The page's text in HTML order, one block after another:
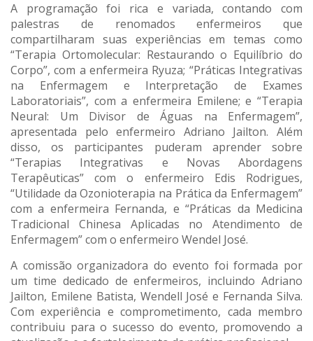
A programação foi rica e variada, contando com
palestras de renomados enfermeiros que
compartilharam suas experiências em temas como
“Terapia Ortomolecular: Restaurando o Equilíbrio do
Corpo”, com a enfermeira Ryuza; “Práticas Integrativas
na Enfermagem e Interpretação de Exames
Laboratoriais”, com a enfermeira Emilene; e “Terapia
Neural: Um Divisor de Águas na Enfermagem”,
apresentada pelo enfermeiro Adriano Jailton. Além
disso, os participantes puderam aprender sobre
“Terapias Integrativas e Novas Abordagens
Terapêuticas” com o enfermeiro Edis Rodrigues,
“Utilidade da Ozonioterapia na Prática da Enfermagem”
com a enfermeira Fernanda, e “Práticas da Medicina
Tradicional Chinesa Aplicadas no Atendimento de
Enfermagem” com o enfermeiro Wendel José.
A comissão organizadora do evento foi formada por
um time dedicado de enfermeiros, incluindo Adriano
Jailton, Emilene Batista, Wendell José e Fernanda Silva.
Com experiência e comprometimento, cada membro
contribuiu para o sucesso do evento, promovendo a